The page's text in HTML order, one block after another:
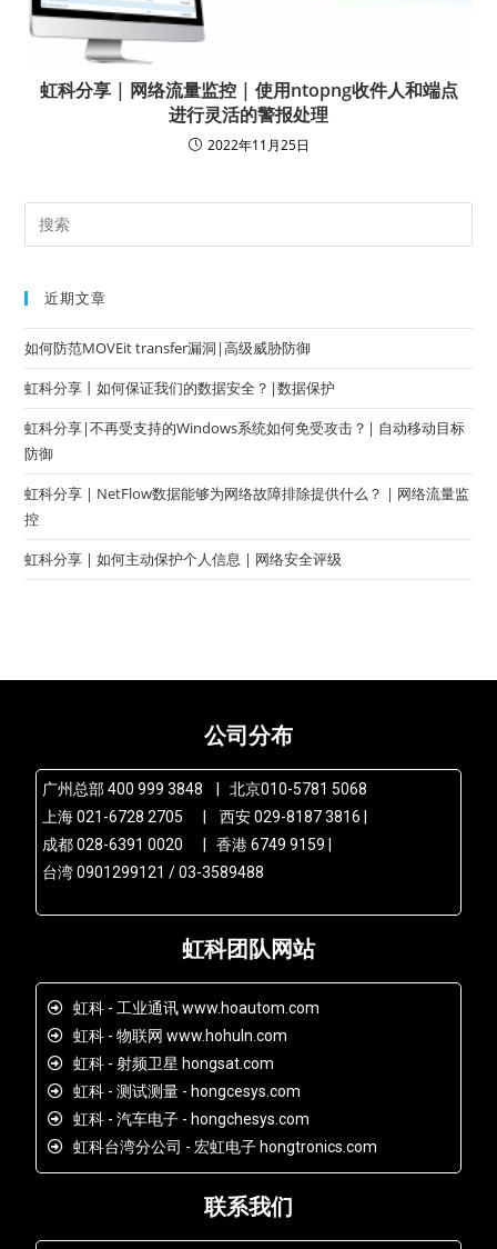
虹科分享 | 网络流量监控 | 使用ntopng收件人和端点
进行灵活的警报处理
2022年11月25日
近期文章
如何防范MOVEit transfer漏洞|高级威胁防御
虹科分享丨如何保证我们的数据安全？|数据保护
虹科分享|不再受支持的Windows系统如何免受攻击？| 自动移动目标
防御
虹科分享 | NetFlow数据能够为网络故障排除提供什么？ | 网络流量监
控
虹科分享 | 如何主动保护个人信息 | 网络安全评级
公司分布
广州总部 400 999 3848 | 北京010-5781 5068
上海 021-6728 2705 | 西安 029-8187 3816 |
成都 028-6391 0020 | 香港 6749 9159 |
台湾 0901299121 / 03-3589488
虹科团队网站
虹科 - 工业通讯 www.hoautom.com
虹科 - 物联网 www.hohuln.com
虹科 - 射频卫星 hongsat.com
虹科 - 测试测量 - hongcesys.com
虹科 - 汽车电子 - hongchesys.com
虹科台湾分公司 - 宏虹电子 hongtronics.com
联系我们